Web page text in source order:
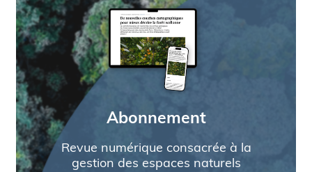
Abonnement
Revue numérique consacrée à la
gestion des espaces naturels